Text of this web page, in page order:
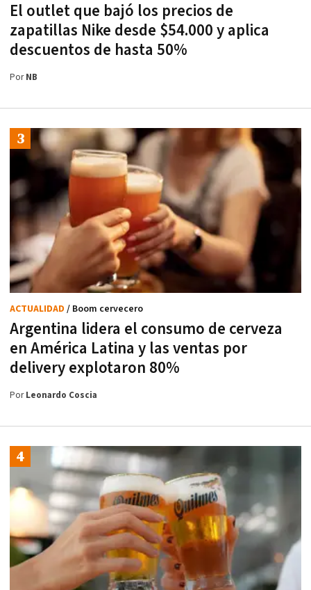
El outlet que bajó los precios de
zapatillas Nike desde $54.000 y aplica
descuentos de hasta 50%
PorNB
Argentina lidera el consumo de cerveza
en América Latina y las ventas por
delivery explotaron 80%
ACTUALIDAD / Boom cervecero
PorLeonardo Coscia